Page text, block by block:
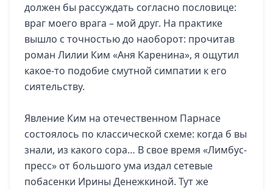
должен бы рассуждать согласно пословице:
враг моего врага – мой друг. На практике
вышло с точностью до наоборот: прочитав
роман Лилии Ким «Аня Каренина», я ощутил
какое-то подобие смутной симпатии к его
сиятельству.
Явление Ким на отечественном Парнасе
состоялось по классической схеме: когда б вы
знали, из какого сора… В свое время «Лимбус-
пресс» от большого ума издал сетевые
побасенки Ирины Денежкиной. Тут же